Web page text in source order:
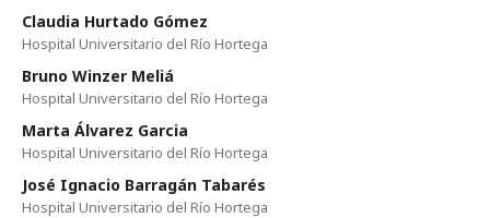
Claudia Hurtado Gómez
Hospital Universitario del Río Hortega
Bruno Winzer Meliá
Hospital Universitario del Río Hortega
Marta Álvarez Garcia
Hospital Universitario del Río Hortega
José Ignacio Barragán Tabarés
Hospital Universitario del Río Hortega